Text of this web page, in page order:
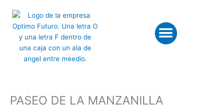
contenido
Menu
PASEO DE LA MANZANILLA